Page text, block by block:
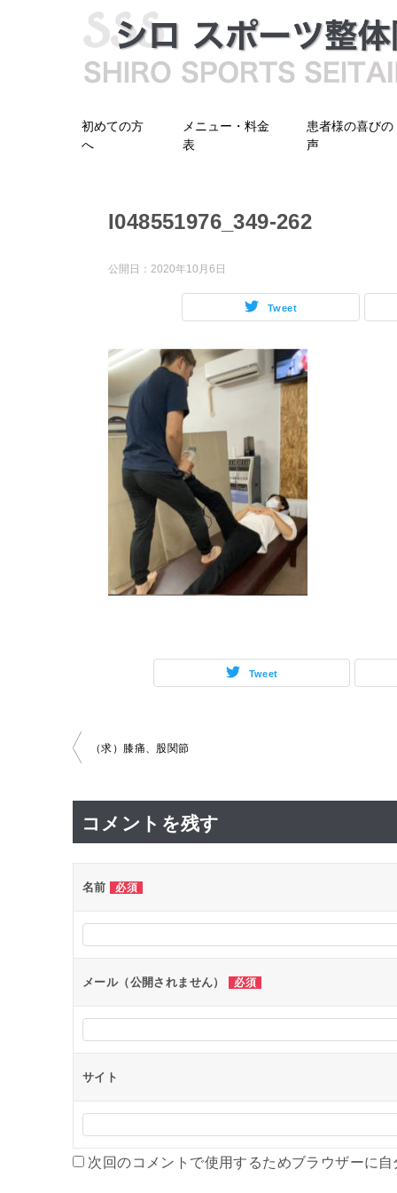
初めての方
へ
メニュー・料金
表
患者様の喜びの
声
I048551976_349-262
公開日： 2020年10月6日
Tweet
Tweet
投
ナ
ビ
ー
ョ
ン
（求）膝痛、股関節
コメントを残す
名前 必須
メール（公開されません） 必須
サイト
次回のコメントで使用するためブラウザーに